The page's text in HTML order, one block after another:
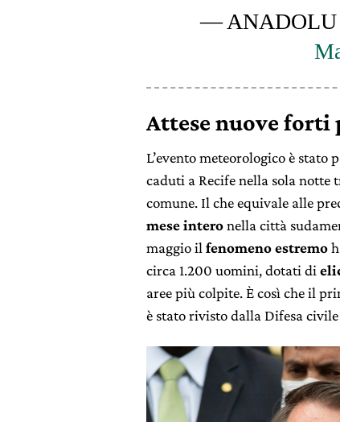
— ANADOLU
Attese nuove forti
L’evento meteorologico è stato
caduti a Recife nella sola notte
comune. Il che equivale alle
mese interonella città
maggio il fenomeno estremo
circa 1.200 uomini, dotati di
aree più colpite. È così che il
è stato rivisto dalla Difesa